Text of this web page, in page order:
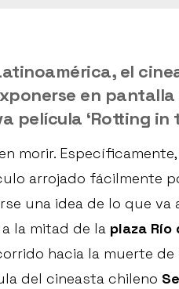
el
en
película ‘Rotting in
morir.
arrojado fácilmente
una idea de lo que va
la mitad de la plaza Río
hacia la muerte
del cineasta chileno